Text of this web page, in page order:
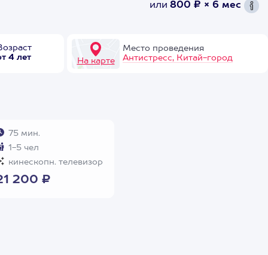
или 800 ₽ × 6 мес
4 лет
На карте
Место проведения
Антистресс, Китай-город
75 мин.
1-5 чел
кинескопн. телевизор
200 ₽